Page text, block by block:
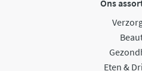
Ons
Eten &